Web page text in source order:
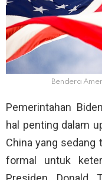
Bendera
Pemerintahan
hal penting dalam
China yang sedang
formal untuk